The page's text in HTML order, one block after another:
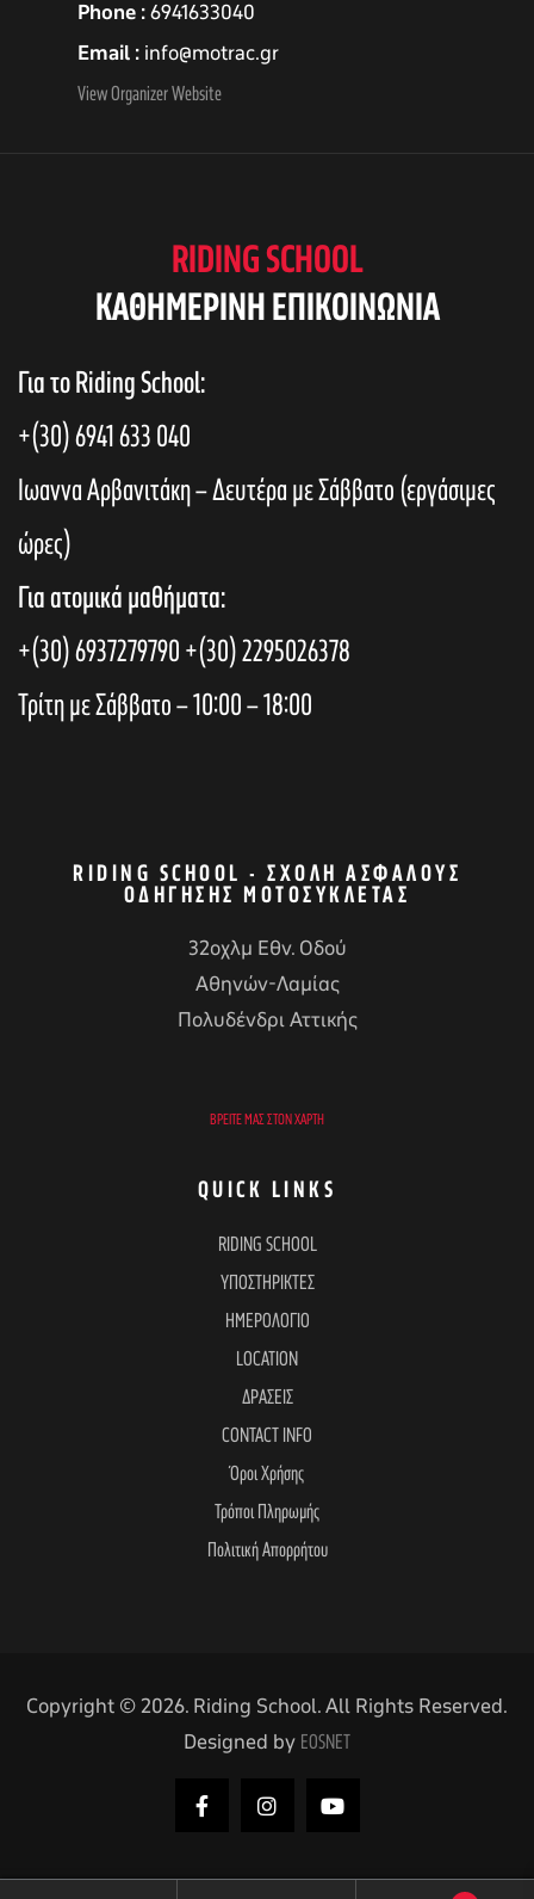
Phone 6941633040
Email info@motrac.gr
View Organizer Website
RIDING SCHOOL
KAΘΗΜΕΡΙΝΗ ΕΠΙΚΟΙΝΩΝΙΑ
Για το Riding School:
+(30) 6941 633 040
Ιωαννα Αρβανιτάκη – Δευτέρα με Σάββατο (εργάσιμες
ώρες)
Για ατομικά μαθήματα:
+(30) 6937279790+(30) 2295026378
Τρίτη με Σάββατο – 10:00 – 18:00
RIDING SCHOOL - ΣΧΟΛΉ ΑΣΦΑΛΟΎΣ
ΟΔΉΓΗΣΗΣ ΜΟΤΟΣΥΚΛΈΤΑΣ
32οχλμ Εθν. Οδού
Αθηνών-Λαμίας
Πολυδένδρι Αττικής
ΒΡΕΊΤΕ ΜΑΣ ΣΤΟΝ ΧΆΡΤΗ
QUICK LINKS
RIDING SCHOOL
ΥΠΟΣΤΗΡΙΚΤΕΣ
ΗΜΕΡΟΛΟΓΙΟ
LOCATION
ΔΡΑΣΕΙΣ
CONTACT INFO
Όροι Χρήσης
Τρόποι Πληρωμής
Πολιτική Απορρήτου
Copyright © 2026. Riding School. All Rights Reserved.
Designed by EOSNET